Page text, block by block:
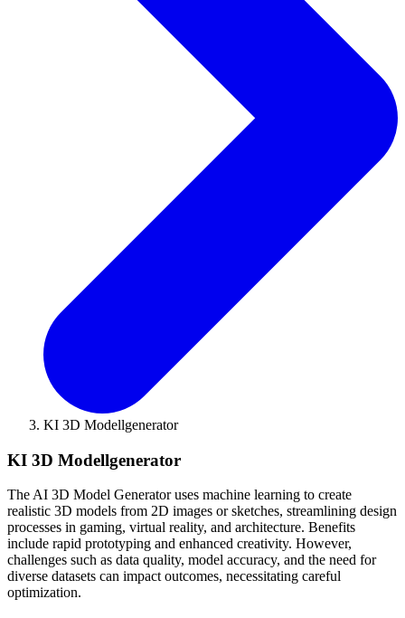
KI 3D Modellgenerator
KI 3D Modellgenerator
The AI 3D Model Generator uses machine learning to create
realistic 3D models from 2D images or sketches, streamlining design
processes in gaming, virtual reality, and architecture. Benefits
include rapid prototyping and enhanced creativity. However,
challenges such as data quality, model accuracy, and the need for
diverse datasets can impact outcomes, necessitating careful
optimization.